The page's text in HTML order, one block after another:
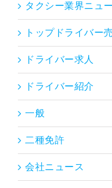
タクシー業界ニュ
トップドライバー
ドライバー求人
ドライバー紹介
一般
二種免許
会社ニュース